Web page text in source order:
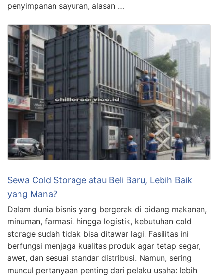
penyimpanan sayuran, alasan …
Sewa Cold Storage atau Beli Baru, Lebih Baik
yang Mana?
Dalam dunia bisnis yang bergerak di bidang makanan,
minuman, farmasi, hingga logistik, kebutuhan cold
storage sudah tidak bisa ditawar lagi. Fasilitas ini
berfungsi menjaga kualitas produk agar tetap segar,
awet, dan sesuai standar distribusi. Namun, sering
muncul pertanyaan penting dari pelaku usaha: lebih